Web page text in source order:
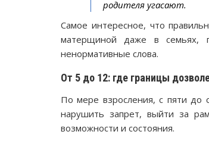
родителя угасают.
Самое интересное, что
матерщиной даже в семьях,
ненормативные слова.
От 5 до 12: где границы
По мере взросления, с пяти до
нарушить запрет, выйти за
возможности и состояния.